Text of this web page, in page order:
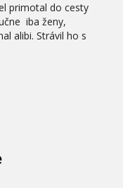
primotal do cesty
iba ženy,
alibi. Strávil ho s